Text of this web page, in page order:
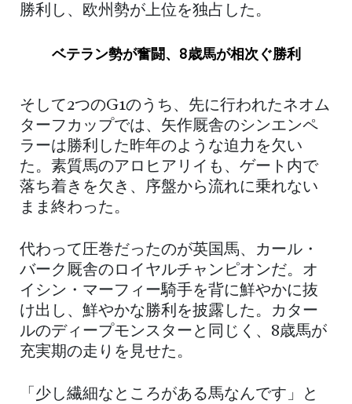
勝利し、欧州勢が上位を独占した。
ベテラン勢が奮闘、8歳馬が相次ぐ勝利
そして2つのG1のうち、先に行われたネオム
ターフカップでは、矢作厩舎のシンエンペ
ラーは勝利した昨年のような迫力を欠い
た。素質馬のアロヒアリイも、ゲート内で
落ち着きを欠き、序盤から流れに乗れない
まま終わった。
代わって圧巻だったのが英国馬、カール・
バーク厩舎のロイヤルチャンピオンだ。オ
イシン・マーフィー騎手を背に鮮やかに抜
け出し、鮮やかな勝利を披露した。カター
ルのディープモンスターと同じく、8歳馬が
充実期の走りを見せた。
「少し繊細なところがある馬なんです」と